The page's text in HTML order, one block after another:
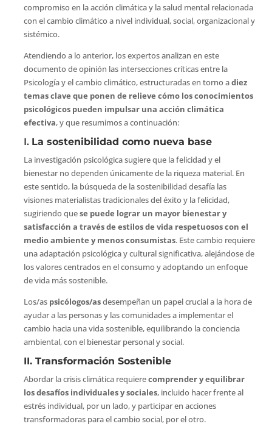
compromiso en la acción climática y la salud mental relacionada
con el cambio climático a nivel individual, social, organizacional y
sistémico.
Atendiendo a lo anterior, los expertos analizan en este
documento de opinión las intersecciones críticas entre la
Psicología y el cambio climático, estructuradas en torno adiez
temas clave que ponen de relieve cómo los conocimientos
psicológicos pueden impulsar una acción climática
efectiva, y que resumimos a continuación:
I. La sostenibilidad como nueva base
La investigación psicológica sugiere que la felicidad y el
bienestar no dependen únicamente de la riqueza material. En
este sentido, la búsqueda de la sostenibilidad desafía las
visiones materialistas tradicionales del éxito y la felicidad,
sugiriendo quese puede lograr un mayor bienestar y
satisfacción a través de estilos de vida respetuosos con el
medio ambiente y menos consumistas. Este cambio requiere
una adaptación psicológica y cultural significativa, alejándose de
los valores centrados en el consumo y adoptando un enfoque
de vida más sostenible.
Los/as psicólogos/asdesempeñan un papel crucial a la hora de
ayudar a las personas y las comunidades a implementar el
cambio hacia una vida sostenible, equilibrando la conciencia
ambiental, con el bienestar personal y social.
II. Transformación Sostenible
Abordar la crisis climática requierecomprender y equilibrar
los desafíos individuales y sociales, incluido hacer frente al
estrés individual, por un lado, y participar en acciones
transformadoras para el cambio social, por el otro.